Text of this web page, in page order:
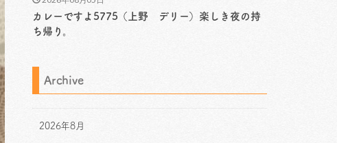
カレーですよ5775（上野 デリー）楽しき夜の持
ち帰り。
Archive
2026年8月